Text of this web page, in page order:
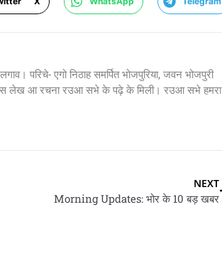
परिचे- एगो निठाह समर्पित भोजपुरिया, जवन भोजपुरी
खास लेख आ रचना रउआ सभे के पढ़े के मिली। रउआ सभे हमरा
NEXT
Morning Updates: भोर के 10 बड़ खबर